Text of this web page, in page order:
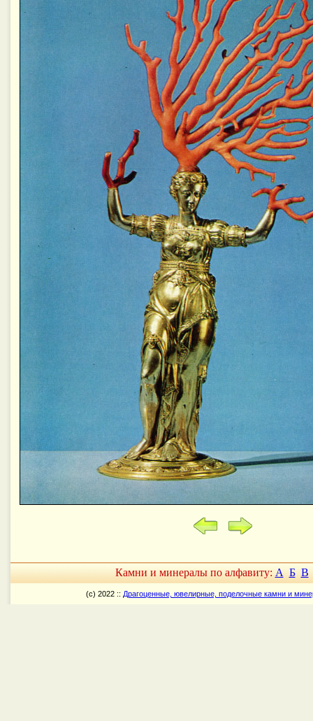
Камни и минералы по алфавиту: А Б В
(c) 2022 :: Драгоценные, ювелирные, поделочные камни и